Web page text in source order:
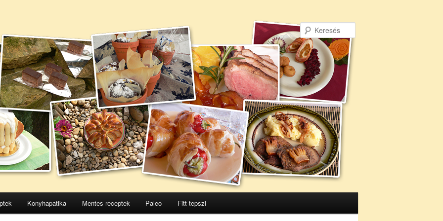
Konyhapatika Mentes receptek Paleo Fitt tepszi